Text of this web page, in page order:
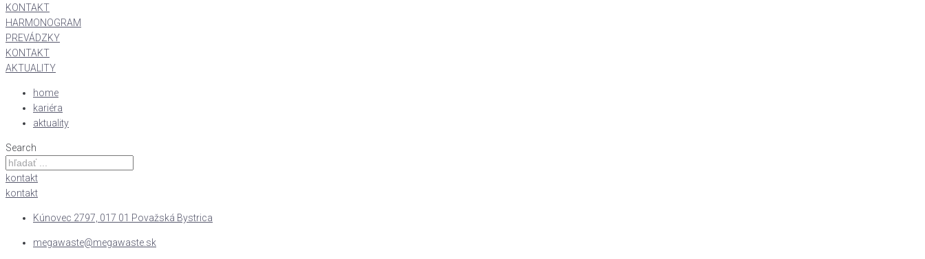
KONTAKT
HARMONOGRAM
PREVÁDZKY
KONTAKT
AKTUALITY
home
kariéra
aktuality
Search
kontakt
kontakt
Kúnovec 2797, 017 01 Považská Bystrica
megawaste@megawaste.sk